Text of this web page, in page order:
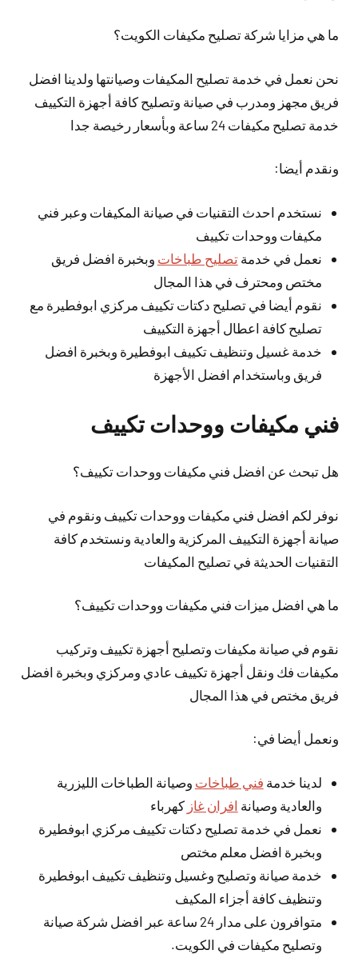
ما هي مزايا شركة تصليح مكيفات الكويت؟
نحن نعمل في خدمة تصليح المكيفات وصيانتها ولدينا افضل
فريق مجهز ومدرب في صيانة وتصليح كافة أجهزة التكييف
خدمة تصليح مكيفات 24 ساعة وبأسعار رخيصة جدا
ونقدم أيضا:
نستخدم احدث التقنيات في صيانة المكيفات وعبر فني
مكيفات ووحدات تكييف
نعمل في خدمةتصليح طباخات وبخبرة افضل فريق
مختص ومحترف في هذا المجال
نقوم أيضا في تصليح دكتات تكييف مركزي ابوفطيرة مع
تصليح كافة اعطال أجهزة التكييف
خدمة غسيل وتنظيف تكييف ابوفطيرة وبخبرة افضل
فريق وباستخدام افضل الأجهزة
فني مكيفات ووحدات تكييف
هل تبحث عن افضل فني مكيفات ووحدات تكييف؟
نوفر لكم افضل فني مكيفات ووحدات تكييف ونقوم في
صيانة أجهزة التكييف المركزية والعادية ونستخدم كافة
التقنيات الحديثة في تصليح المكيفات
ما هي افضل ميزات فني مكيفات ووحدات تكييف؟
نقوم في صيانة مكيفات وتصليح أجهزة تكييف وتركيب
مكيفات فك ونقل أجهزة تكييف عادي ومركزي وبخبرة افضل
فريق مختص في هذا المجال
ونعمل أيضا في:
لدينا خدمة فني طباخات وصيانة الطباخات الليزرية
والعادية وصيانة افران غاز كهرباء
نعمل في خدمة تصليح دكتات تكييف مركزي ابوفطيرة
وبخبرة افضل معلم مختص
خدمة صيانة وتصليح وغسيل وتنظيف تكييف ابوفطيرة
وتنظيف كافة أجزاء المكيف
متوافرون على مدار 24 ساعة عبر افضل شركة صيانة
وتصليح مكيفات في الكويت.